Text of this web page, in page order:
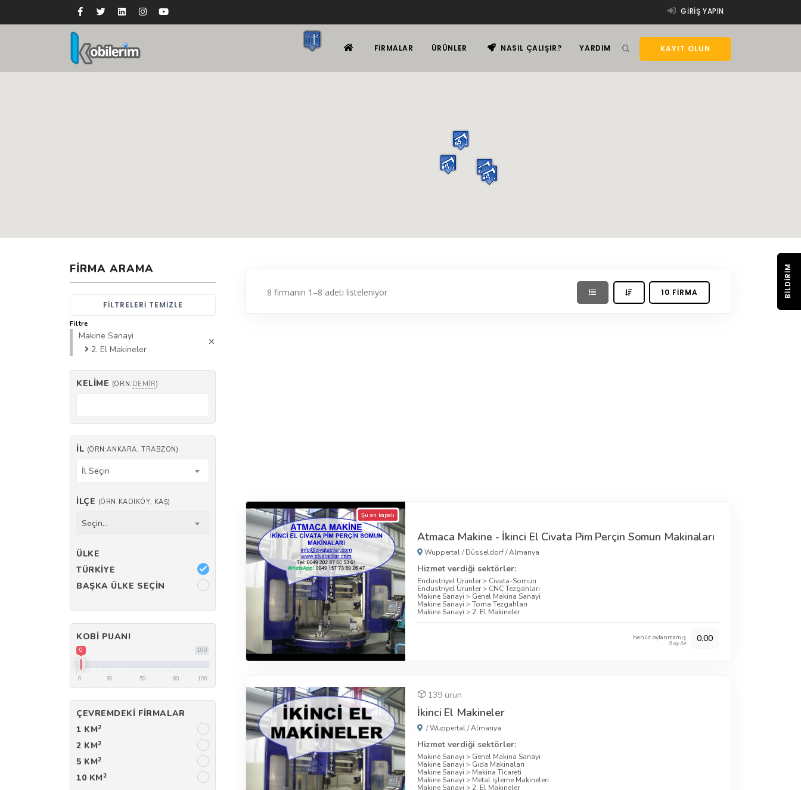
GIRIŞ YAPIN
KAYIT OLUN
FIRMALAR ÜRÜNLER NASIL ÇALIŞIR? YARDIM
8 firmanın 1–8 adeti listeleniyor 10 FIRMA
Şu an kapalı
Atmaca Makine - İkinci El Civata Pim Perçin Somun Makinaları
Wuppertal/Düsseldorf/Almanya
Hizmet verdiği sektörler:
Endüstriyel Ürünler> Civata-Somun
Endüstriyel Ürünler> CNC Tezgahları
Makine Sanayi > Genel Makina Sanayi
Makine Sanayi >Torna Tezgahları
Makine Sanayi > 2. El Makineler
henüz oylanmamış
0 oy ile 0.00
139 ürün
İkinci El Makineler
/Wuppertal/Almanya
Hizmet verdiği sektörler:
Makine Sanayi > Genel Makina Sanayi
Makine Sanayi > Gıda Makinaları
Makine Sanayi > Makina Ticareti
Makine Sanayi > Metal işleme Makineleri
Makine Sanayi > 2. El Makineler
FIRMA ARAMA
FILTRELERI TEMIZLE
Filtre
Makine Sanayi
2. El Makineler
KELIME (ÖRN: DEMIR)
İL (ÖRN:ANKARA, TRABZON)
İl Seçin
İLÇE (ÖRN:KADIKÖY, KAŞ)
Seçin...
ÜLKE
TÜRKIYE
BAŞKA ÜLKE SEÇIN
KOBI PUANI
100
0
0 30 50 80 100
ÇEVREMDEKI FIRMALAR
1 KM2
2 KM2
5 KM2
10 KM2
BILDIRIM